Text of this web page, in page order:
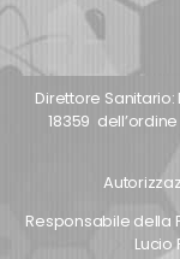
Direttore Sanitario:
18359
Responsabile della
Lucio